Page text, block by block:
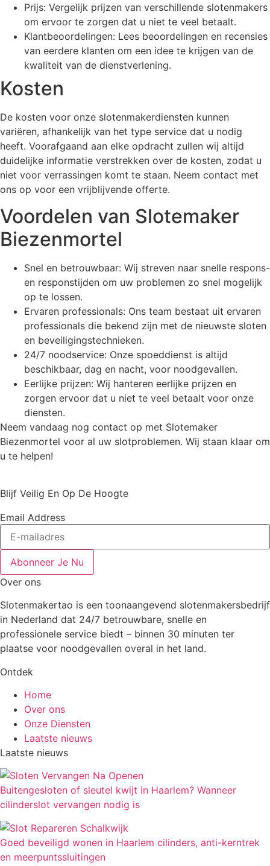
Prijs: Vergelijk prijzen van verschillende slotenmakers
om ervoor te zorgen dat u niet te veel betaalt.
Klantbeoordelingen: Lees beoordelingen en recensies
van eerdere klanten om een idee te krijgen van de
kwaliteit van de dienstverlening.
Kosten
De kosten voor onze slotenmakerdiensten kunnen
variëren, afhankelijk van het type service dat u nodig
heeft. Voorafgaand aan elke opdracht zullen wij altijd
duidelijke informatie verstrekken over de kosten, zodat u
niet voor verrassingen komt te staan. Neem contact met
ons op voor een vrijblijvende offerte.
Voordelen van Slotemaker
Biezenmortel
Snel en betrouwbaar: Wij streven naar snelle respons-
en responstijden om uw problemen zo snel mogelijk
op te lossen.
Ervaren professionals: Ons team bestaat uit ervaren
professionals die bekend zijn met de nieuwste sloten
en beveiligingstechnieken.
24/7 noodservice: Onze spoeddienst is altijd
beschikbaar, dag en nacht, voor noodgevallen.
Eerlijke prijzen: Wij hanteren eerlijke prijzen en
zorgen ervoor dat u niet te veel betaalt voor onze
diensten.
Neem vandaag nog contact op met Slotemaker
Biezenmortel voor al uw slotproblemen. Wij staan klaar om
u te helpen!
Blijf Veilig En Op De Hoogte
Email Address
Abonneer Je Nu
Over ons
Slotenmakertao is een toonaangevend slotenmakersbedrijf
in Nederland dat 24/7 betrouwbare, snelle en
professionele service biedt – binnen 30 minuten ter
plaatse voor noodgevallen overal in het land.
Ontdek
Home
Over ons
Onze Diensten
Laatste nieuws
Laatste nieuws
Buitengesloten of sleutel kwijt in Haarlem? Wanneer
cilinderslot vervangen nodig is
Goed beveiligd wonen in Haarlem cilinders, anti-kerntrek
en meerpuntssluitingen